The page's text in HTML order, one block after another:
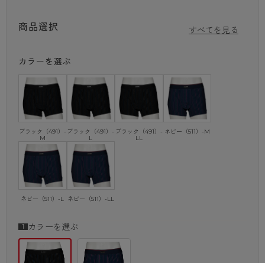
場合がございます。
商品選択 すべてを見る
カラーを選ぶ
ブラック（491）-
M
ブラック（491）-
L
ブラック（491）-
LL
ネビー（511）-M
ネビー（511）-L ネビー（511）-LL
カラーを選ぶ